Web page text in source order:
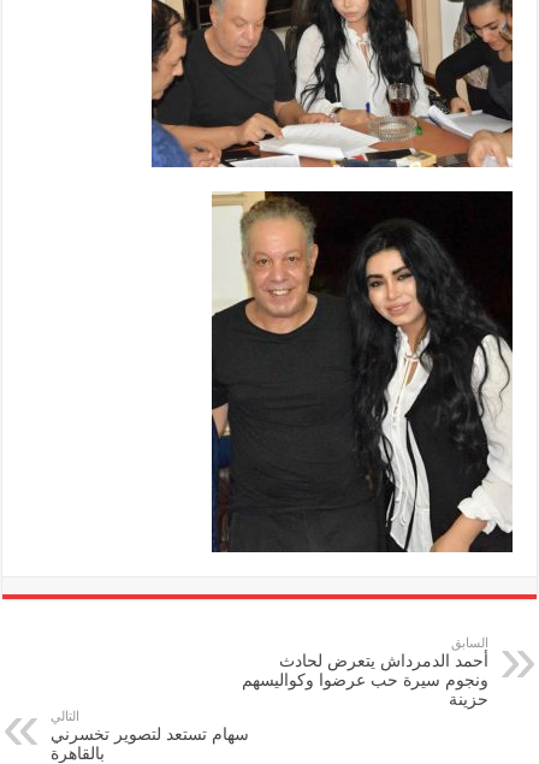
السابق
أحمد الدمرداش يتعرض لحادث
ونجوم سيرة حب عرضوا وكواليسهم
حزينة
التالي
سهام تستعد لتصوير تخسرني
بالقاهرة